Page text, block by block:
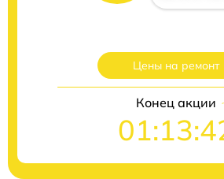
Цены на ремонт
Конец акции